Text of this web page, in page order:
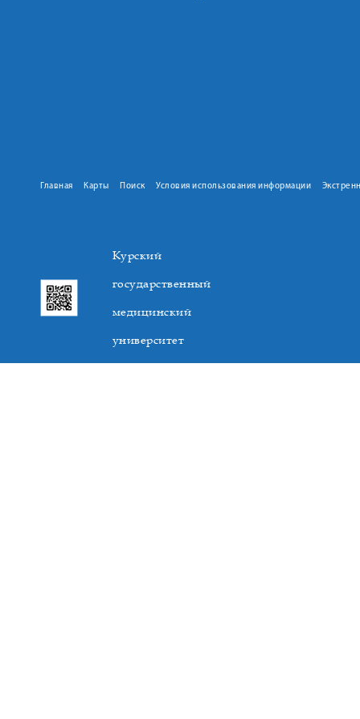
Главная Карты Поиск Условия использования информации
Курский
государственный
медицинский
университет